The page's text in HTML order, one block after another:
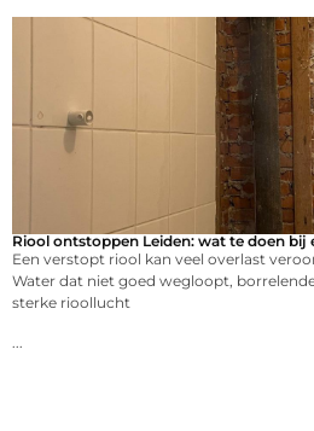
Riool ontstoppen Leiden: wat te doen bij
Een verstopt riool kan veel overlast
Water dat niet goed wegloopt,
sterke rioollucht